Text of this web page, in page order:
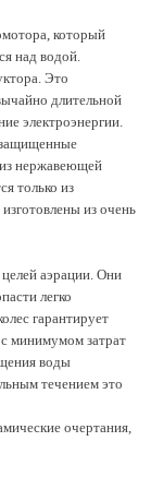
который
над водой.
Это
длительной
электроэнергии.
нержавеющей
только из
из очень
аэрации. Они
легко
гарантирует
минимумом затрат
воды
течением это
очертания,